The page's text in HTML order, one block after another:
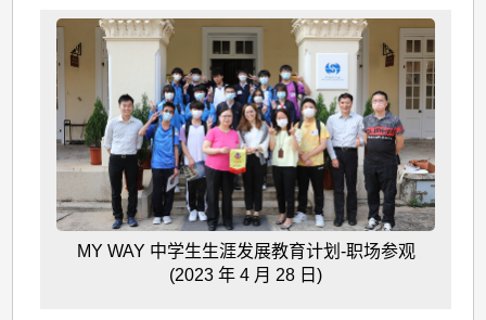
MY WAY 中学生生涯发展教育计划-职场参观
(2023 年 4 月 28 日)